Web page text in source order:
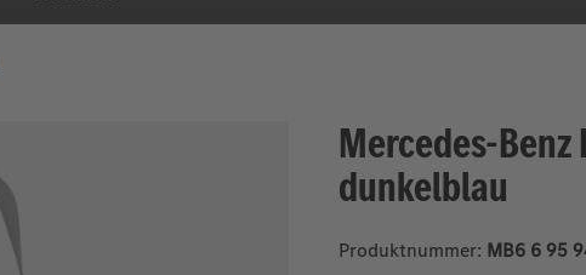
Mercedes-
dunkelblau
Produktnummer: MB6 6 95